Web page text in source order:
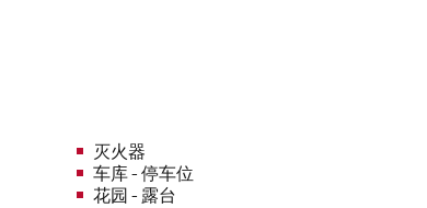
灭火器
车库 - 停车位
花园 - 露台